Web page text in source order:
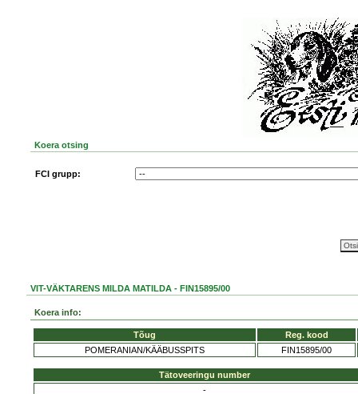
Koera otsing
FCI grupp:
VIT-VÄKTARENS MILDA MATILDA - FIN15895/00
Koera info:
Tõug
Reg. kood
POMERANIAN/KÄÄBUSSPITS
FIN15895/00
Tätoveeringu number
-